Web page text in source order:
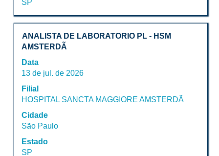
SP
visualizar
todas
as
informações
dela.
Título
ANALISTA DE LABORATORIO PL - HSM
AMSTERDÃ
Data
13 de jul. de 2026
Filial
HOSPITAL SANCTA MAGGIORE AMSTERDÃ
Cidade
São Paulo
Estado
SP
Selecione
a
com
a
barra
de
espaço
pressionada
visualizar
todas